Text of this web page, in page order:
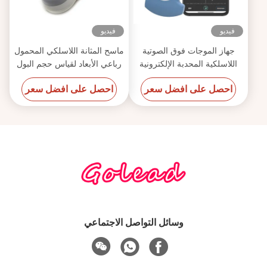
فيديو
جهاز الموجات فوق الصوتية
اللاسلكية المحدبة الإلكترونية
للهاتف المحمول
احصل على افضل سعر
فيديو
ماسح المثانة اللاسلكي المحمول
رباعي الأبعاد لقياس حجم البول
في نقطة الرعاية
احصل على افضل سعر
وسائل التواصل الاجتماعي